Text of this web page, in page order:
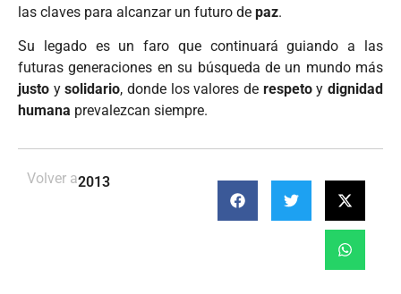
las claves para alcanzar un futuro de paz.
Su legado es un faro que continuará guiando a las
futuras generaciones en su búsqueda de un mundo más
justo ysolidario, donde los valores de respetoydignidad
humana prevalezcan siempre.
Volver a2013